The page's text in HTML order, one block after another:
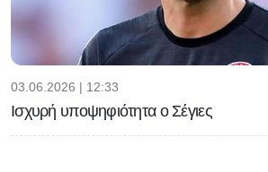
03.06.2026 | 12:33
Ισχυρή υποψηφιότητα ο Σέγιες